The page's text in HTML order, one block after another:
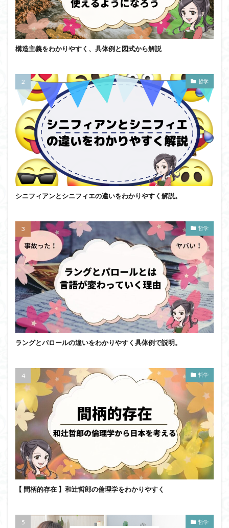
構造主義をわかりやすく、具体例と図式から解説
哲学
シニフィアンとシニフィエの違いをわかりやすく解説。
哲学
ラングとパロールの違いをわかりやすく具体例で説明。
哲学
【 間柄的存在 】和辻哲郎の倫理学をわかりやすく
哲学